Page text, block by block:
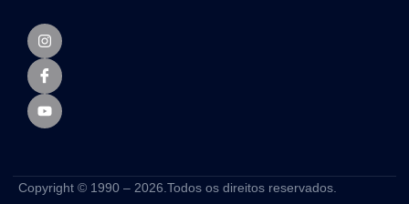
Copyright © 1990 – 2026.Todos os direitos reservados.